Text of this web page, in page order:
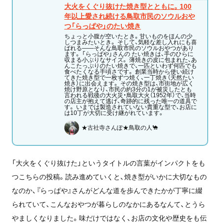
大火をくぐり抜けた焼き型とともに。100
年以上愛され続ける鳥取市民のソウルおや
つ「らっぱや」のたい焼き
ちょっと小腹が空いたとき。甘いものをほんの少
しつまみたいとき。 そして、気軽な差し入れにも喜
ばれる——そんな鳥取市民のソウルおやつがあり
ます。 「らっばや」さんの たい焼きは、手のひらに
収まる小ぶりなサイズ。 薄焼きの皮に包まれた、あ
んこたっぷりのたい焼きで、一匹といわず何匹でも
食べたくなる手頃さです。 創業当時から使い続け
てきた焼き型で一枚ずつ焼く、一丁焼き（天然たい
焼き）に出会えます。 その焼き型は、市街地が広く
焼け野原となり、市民の約3分の1が被災したとも
言われる戦後の大火災・鳥取大火（1952年）で、当時
の店主が抱えて逃げ、奇跡的に残った唯一の道具で
す。 いまでは製造されていない貴重な型で、お店に
は10丁が大切に受け継がれています。
★古社寺さんぽ★鳥取の人🐪
「大火をくぐり抜けた」というタイトルの言葉がインパクトをも
つこちらの投稿。読み進めていくと、焼き型がいかに大切なもの
なのか、『らっぱや』さんがどんな道を歩んできたかが丁寧に綴
られていて、こんなおやつが暮らしのなかにあるなんて、とうら
やましくなりました。味だけではなく、お店の文化や歴史をも伝